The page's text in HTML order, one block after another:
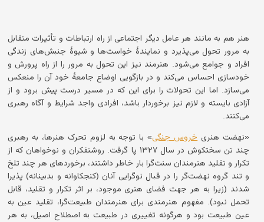
هنر هم به مانند هر عامل دیگر اجتماعی از راه ارتباطات و تأثیرات متقابل
به مرور تحول می‌پذیرد و نمایندهٔ خواست‌ها و شیوهٔ جنبش‌های زندگی
افراد و جوامع می‌شود. هنرمند نیز این تحول به مرور را از راه پرورش و
خودسازی احساس می‌کند و در بازگویی اوضاع جامعهٔ خود آن را منعکس
می‌سازد. اما این تحولات را برای این که در مسیر درست پیش برود و از
آزادی بایسته و لازم نیز برخوردار باشد، افرادی واجد شرایط و آگاه رهبری
می‌کنند.
«نهضت هنری خروس جنگی» با توجه به لزوم تحرک هنرها، به رهبری
چند تن سختکوش در سال ۱۳۲۷ پا گرفت. روشنفکران و نوخواهان که از
تکرار و تقلید هنرمندان سنت‌گرا بار خاطر داشتند، برخوردهای هر چند تلخ
و تند گروه نهضت‌گر را در قبال نوگرایی آنان (کنجکاوانه و بدبینانه) پذیرا
شدند (زیرا به هر جهت فضای هنری موجود، بر اثر تکرار و تقلید، قابل
تحمل نبود). مفهوم هنرمندی برای هنرمندان طبیعت‌گرا، تقلید عین به
عین طبیعت بود و هرگونه تغییری در طبیعت به اصطلاح اصیل، به هر